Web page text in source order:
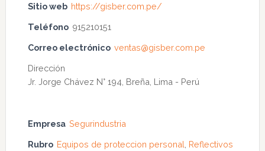
Sitio web https://gisber.com.pe/
Teléfono 915210151
Correo electrónico ventas@gisber.com.pe
Dirección
Jr. Jorge Chávez N° 194, Breña, Lima - Perú
Empresa Segurindustria
Rubro Equipos de proteccion personal Reflectivos